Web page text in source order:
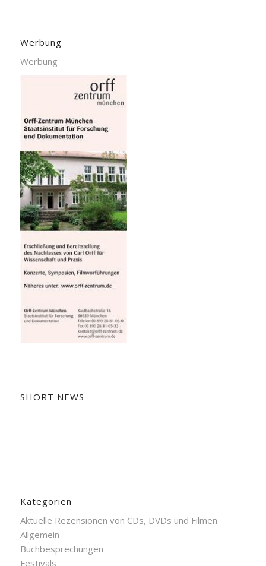
Werbung
Werbung
SHORT NEWS
Kategorien
Aktuelle Rezensionen von CDs, DVDs und Filmen
Allgemein
Buchbesprechungen
Festivals